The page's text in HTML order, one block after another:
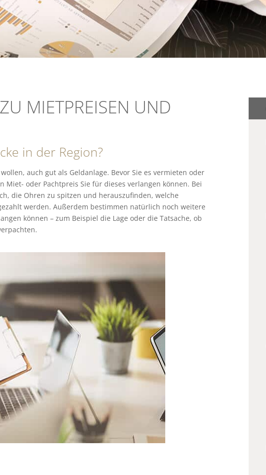
MIETPREISEN UND
in der Region?
auch gut als Geldanlage. Bevor Sie es vermieten oder
oder Pachtpreis Sie für dieses verlangen können. Bei
die Ohren zu spitzen und herauszufinden, welche
werden. Außerdem bestimmen natürlich noch weitere
können – zum Beispiel die Lage oder die Tatsache, ob